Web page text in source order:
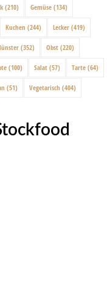
(210) Gemüse (134)
Kuchen (244) Lecker (419)
(352) Obst (220)
(100) Salat (57) Tarte (64)
(51) Vegetarisch (404)